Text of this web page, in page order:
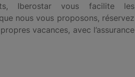
Iberostar vous facilite les
que nous vous proposons, réservez
vacances, avec l’assurance